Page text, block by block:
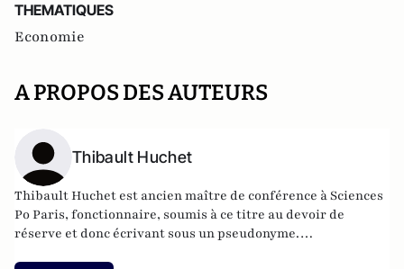
THEMATIQUES
Economie
A PROPOS DES AUTEURS
Thibault Huchet
Thibault Huchet est ancien maître de conférence à Sciences
Po Paris, fonctionnaire, soumis à ce titre au devoir de
réserve et donc écrivant sous un pseudonyme.